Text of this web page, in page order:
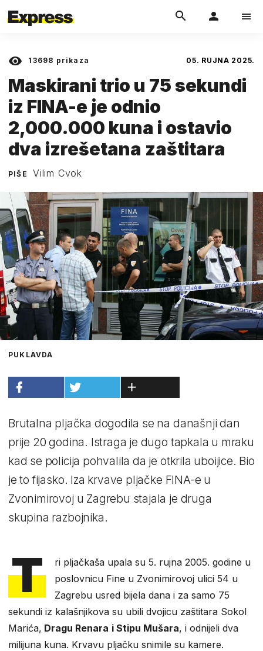
13698 prikaza 05. RUJNA 2025.
Maskirani trio u 75 sekundi
iz FINA-e je odnio
2,000.000 kuna i ostavio
dva izrešetana zaštitara
PIŠE Vilim Cvok
PUKLAVDA
Brutalna pljačka dogodila se na današnji dan
prije 20 godina. Istraga je dugo tapkala u mraku
kad se policija pohvalila da je otkrila uboijice. Bio
je to fijasko. Iza krvave pljačke FINA-e u
Zvonimirovoj u Zagrebu stajala je druga
skupina razbojnika.
T
ri pljačkaša upala su 5. rujna 2005. godine u
poslovnicu Fine u Zvonimirovoj ulici 54 u
Zagrebu usred bijela dana i za samo 75
sekundi iz kalašnjikova su ubili dvojicu zaštitara Sokol
Marića, Dragu Renara i Stipu Mušara, i odnijeli dva
milijuna kuna. Krvavu pljačku snimile su kamere.